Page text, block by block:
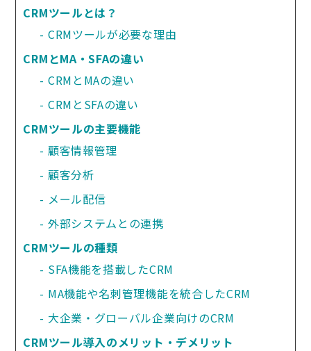
CRMツールとは？
CRMツールが必要な理由
CRMとMA・SFAの違い
CRMとMAの違い
CRMとSFAの違い
CRMツールの主要機能
顧客情報管理
顧客分析
メール配信
外部システムとの連携
CRMツールの種類
SFA機能を搭載したCRM
MA機能や名刺管理機能を統合したCRM
大企業・グローバル企業向けのCRM
CRMツール導入のメリット・デメリット